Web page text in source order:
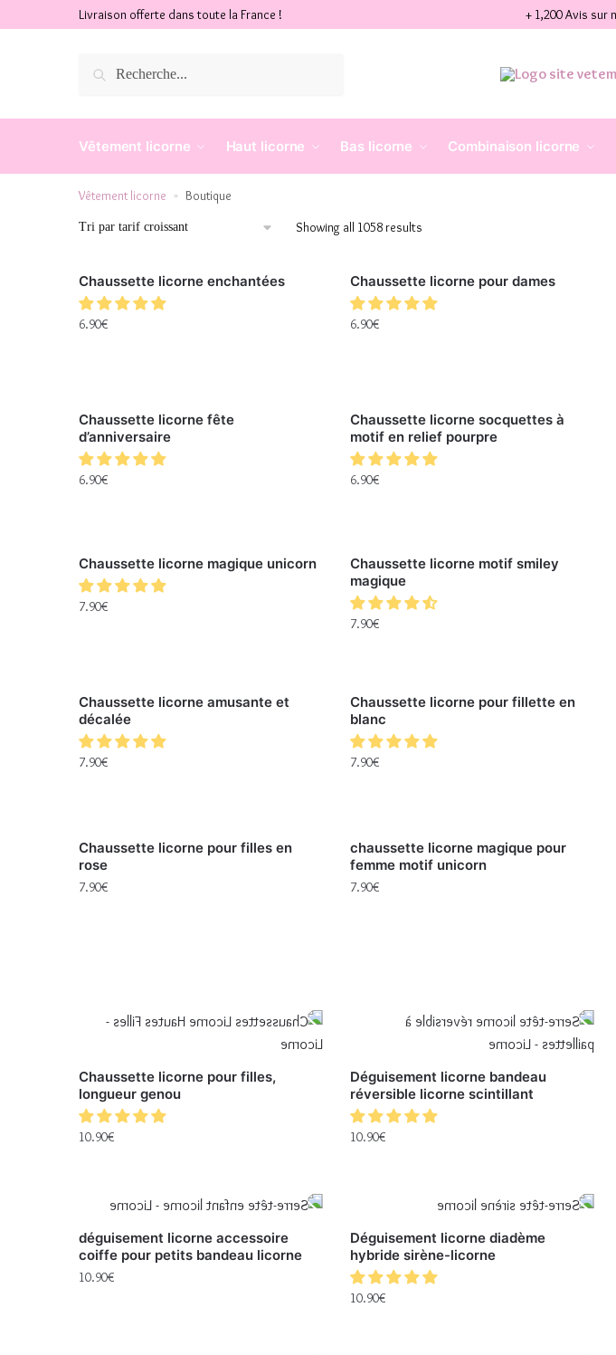
Livraison offerte dans toute la France ! + 1,200 Avis sur
Recherche
Vêtement licorne Haut licorne Bas licorne Combinaison licorne
Vêtement licorne » Boutique
Showing all 1058 results
Chaussette licorne enchantées
6.90€
Chaussette licorne pour dames
6.90€
Chaussette licorne fête
d’anniversaire
6.90€
Chaussette licorne socquettes à
motif en relief pourpre
6.90€
Chaussette licorne magique unicorn
7.90€
Chaussette licorne motif smiley
magique
7.90€
Chaussette licorne amusante et
décalée
7.90€
Chaussette licorne pour fillette en
blanc
7.90€
Chaussette licorne pour filles en
rose
7.90€
chaussette licorne magique pour
femme motif unicorn
7.90€
Chaussette licorne pour filles,
longueur genou
10.90€
Déguisement licorne bandeau
réversible licorne scintillant
10.90€
déguisement licorne accessoire
coiffe pour petits bandeau licorne
10.90€
Déguisement licorne diadème
hybride sirène-licorne
10.90€